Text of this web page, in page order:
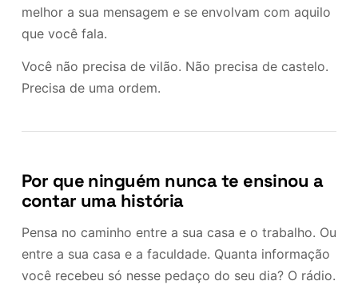
melhor a sua mensagem e se envolvam com aquilo
que você fala.
Você não precisa de vilão. Não precisa de castelo.
Precisa de uma ordem.
Por que ninguém nunca te ensinou a
contar uma história
Pensa no caminho entre a sua casa e o trabalho. Ou
entre a sua casa e a faculdade. Quanta informação
você recebeu só nesse pedaço do seu dia? O rádio.